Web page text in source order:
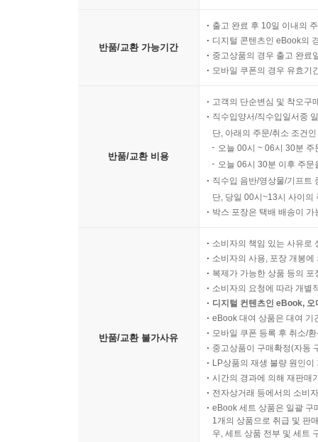
반품/교환 가능기간
출고 완료 후 10일 이내의
디지털 콘텐츠인 eBook의
중고상품의 경우 출고 완료
모바일 쿠폰의 경우 유효기
반품/교환 비용
고객의 단순변심 및 착오구
직수입양서/직수입일서중
단, 아래의 주문/취소 조건
오늘 00시 ~ 06시 30분
오늘 06시 30분 이후 주
직수입 음반/영상물/기프트
단, 당일 00시~13시 사이의
박스 포장은 택배 배송이
반품/교환 불가사유
소비자의 책임 있는 사유로
소비자의 사용, 포장 개봉
복제가 가능한 상품 등의
소비자의 요청에 따라 개별
디지털 컨텐츠인 eBook,
eBook 대여 상품은 대여 기
모바일 쿠폰 등록 후 취소/
중고상품이 구매확정(자동
LP상품의 재생 불량 원인
시간의 경과에 의해 재판매
전자상거래 등에서의 소비
eBook 세트 상품은 일괄 구
1개의 상품으로 취급 및 판
우, 세트 상품 전부 및 세트